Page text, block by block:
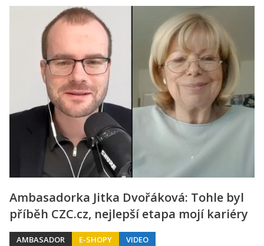
Ambasadorka Jitka Dvořáková: Tohle byl
příběh CZC.cz, nejlepší etapa mojí kariéry
AMBASADOR E-SHOPY VIDEO